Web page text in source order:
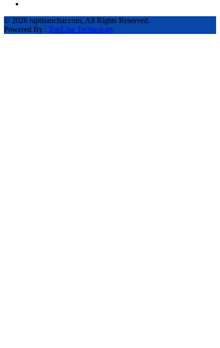
© 2026 raptisanchar.com, All Rights Reserved.
Powered By : TopLine Technology